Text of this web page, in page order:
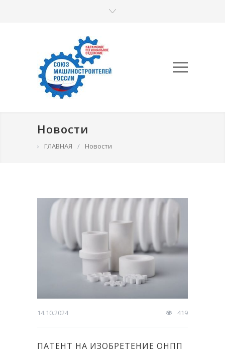
Новости
› ГЛАВНАЯ / Новости
14.10.2024 419
ПАТЕНТ НА ИЗОБРЕТЕНИЕ ОНПП